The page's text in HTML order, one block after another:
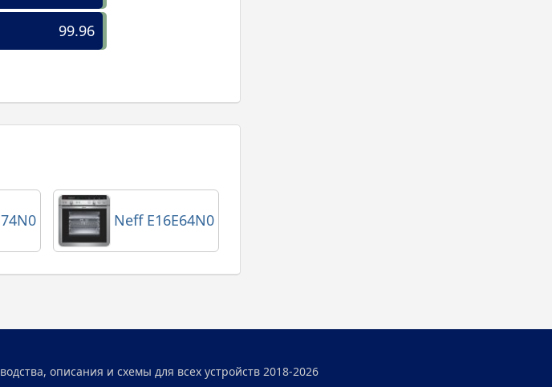
99.96
Neff E16E64N0
описания и схемы для всех устройств 2018-2026